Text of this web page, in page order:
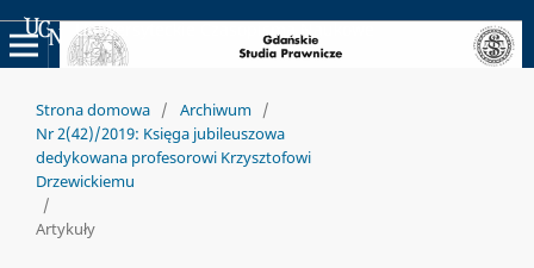
Uniwersyteckie Czasopisma Naukowe
Strona domowa / Archiwum /
Nr 2(42)/2019: Księga jubileuszowa
dedykowana profesorowi Krzysztofowi
Drzewickiemu
/
Artykuły